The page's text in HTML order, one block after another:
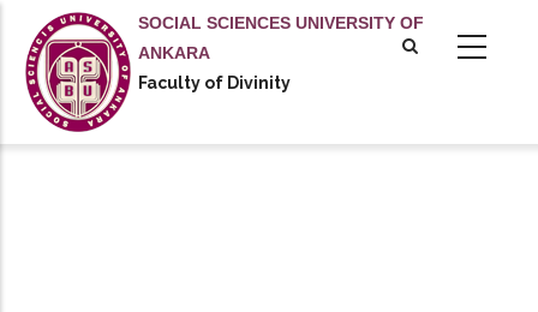
main
content
SOCIAL SCIENCES UNIVERSITY OF
ANKARA
Faculty of Divinity